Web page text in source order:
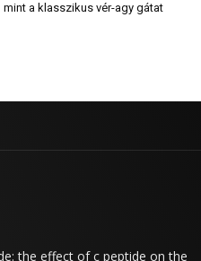
mint a klasszikus vér-agy gátat
the effect of c peptide on the